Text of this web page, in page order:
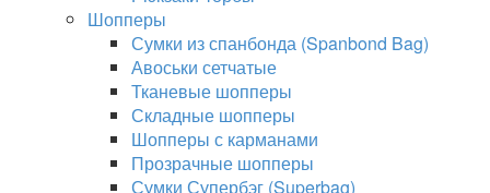
Шопперы
Сумки из спанбонда (Spanbond Bag)
Авоськи сетчатые
Тканевые шопперы
Складные шопперы
Шопперы с карманами
Прозрачные шопперы
Сумки Супербэг (Superbag)